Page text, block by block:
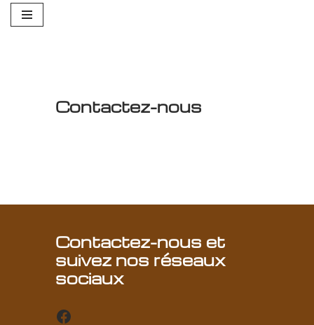
Contactez-nous
Contactez-nous et
suivez nos réseaux
sociaux